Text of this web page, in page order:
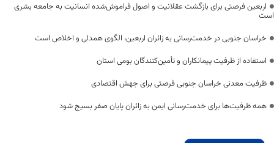
اربعین فرصتی برای بازگشت عقلانیت و اصول فراموش‌شده انسانیت به جامعه بشری
است
خراسان جنوبی در خدمت‌رسانی به زائران اربعین، الگوی همدلی و اخلاص است
استفاده از ظرفیت پیمانکاران و تأمین‌کنندگان بومی استان
ظرفیت معدنی خراسان جنوبی فرصتی برای جهش اقتصادی
همه ظرفیت‌ها برای خدمت‌رسانی ایمن به زائران پایان صفر بسیج شود